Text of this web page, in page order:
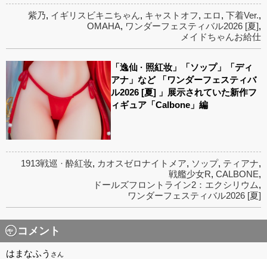
紫乃, イギリスビキニちゃん, キャストオフ, エロ, 下着Ver.,
OMAHA, ワンダーフェスティバル2026 [夏],
メイドちゃんお給仕
「逸仙 · 照紅妆」「ソップ」「ディ
アナ」など 「ワンダーフェスティバ
ル2026 [夏] 」展示されていた新作フ
ィギュア「Calbone」編
1913戦巡 · 酔紅妆, カオスゼロナイトメア, ソップ, ティアナ,
戦艦少女R, CALBONE,
ドールズフロントライン2：エクシリウム,
ワンダーフェスティバル2026 [夏]
コメント
はまなふう さん